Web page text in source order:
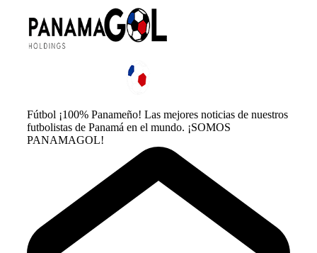
Fútbol ¡100% Panameño! Las mejores noticias de nuestros
futbolistas de Panamá en el mundo. ¡SOMOS
PANAMAGOL!